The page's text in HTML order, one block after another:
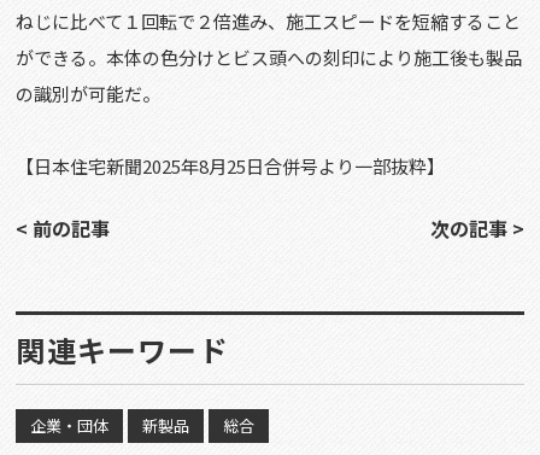
ねじに比べて１回転で２倍進み、施工スピードを短縮すること
ができる。本体の色分けとビス頭への刻印により施工後も製品
の識別が可能だ。
【日本住宅新聞2025年8月25日合併号より一部抜粋】
< 前の記事 次の記事 >
関連キーワード
企業・団体 新製品 総合